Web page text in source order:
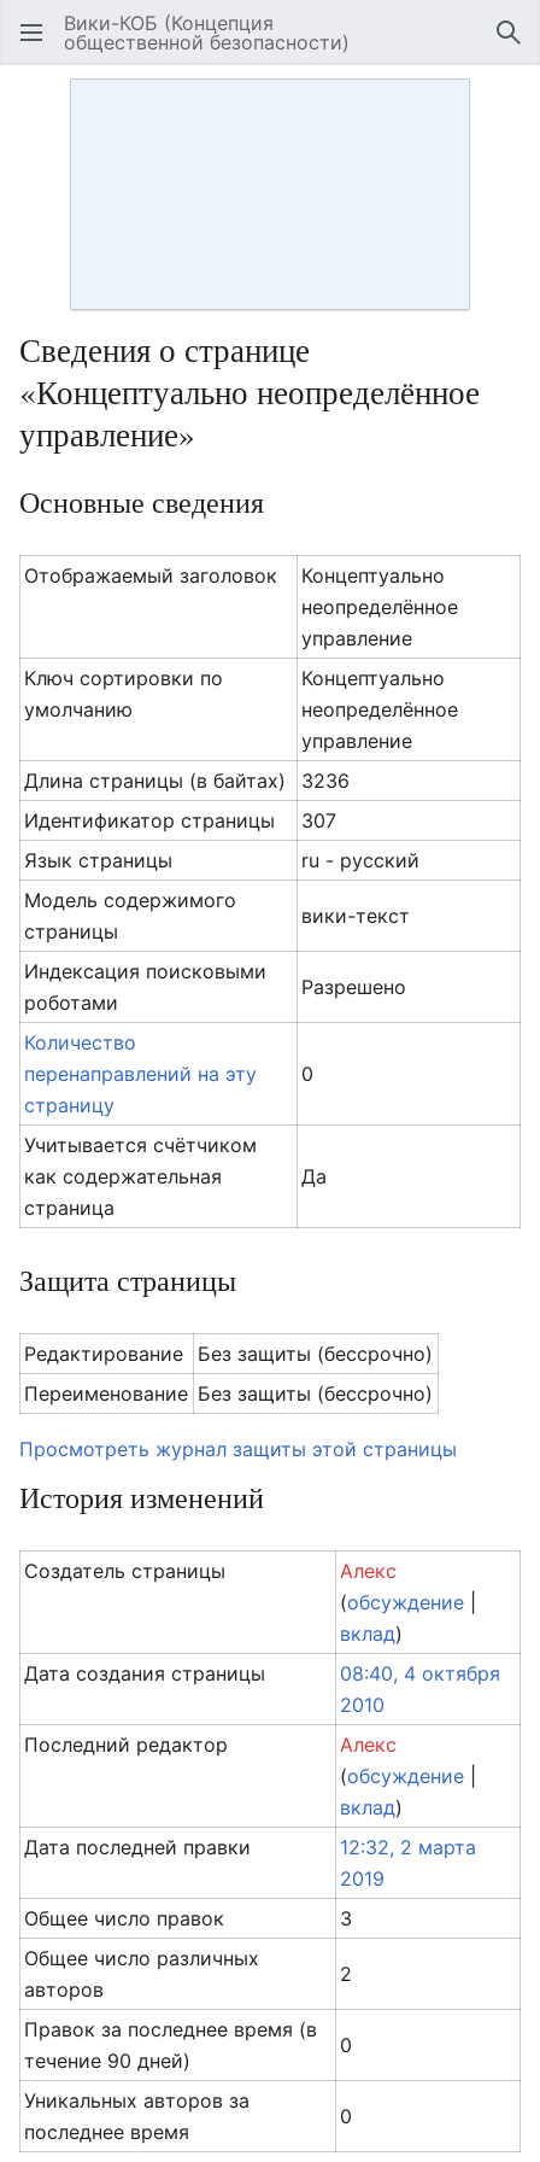
Открыть главное меню
Вики-КОБ (Концепция
общественной безопасности)
Сведения о странице
«Концептуально неопределённое
управление»
Основные сведения
Отображаемый заголовок
Концептуально
неопределённое
управление
Ключ сортировки по
умолчанию
Концептуально
неопределённое
управление
Длина страницы (в байтах)
3236
Идентификатор страницы
307
Язык страницы
ru - русский
Модель содержимого
страницы
вики-текст
Индексация поисковыми
роботами
Разрешено
Количество
перенаправлений на эту
страницу
0
Учитывается счётчиком
как содержательная
страница
Да
Защита страницы
Редактирование
Без защиты (бессрочно)
Переименование Без защиты (бессрочно)
Просмотреть журнал защиты этой страницы
История изменений
Создатель страницы
Алекс
(обсуждение
вклад)
Дата создания страницы
08:40, 4 октября
2010
Последний редактор
Алекс
(обсуждение
вклад)
Дата последней правки
12:32, 2 марта
2019
Общее число правок
3
Общее число различных
авторов
2
Правок за последнее время (в
течение 90 дней)
0
Уникальных авторов за
последнее время
0